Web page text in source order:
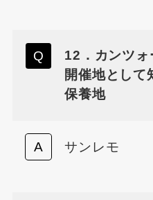
12．カンツ
開催地として
保養地
サンレモ